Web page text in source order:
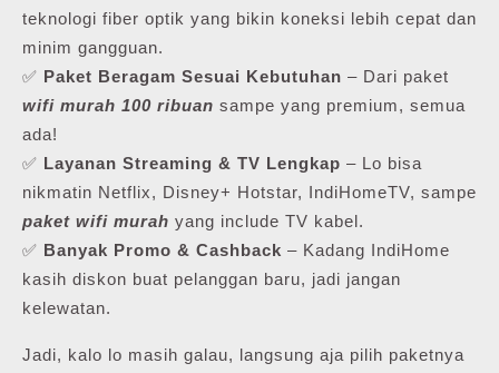
teknologi fiber optik yang bikin koneksi lebih cepat dan
minim gangguan.
✅ Paket Beragam Sesuai Kebutuhan – Dari paket
wifi murah 100 ribuan sampe yang premium, semua
ada!
✅ Layanan Streaming & TV Lengkap – Lo bisa
nikmatin Netflix, Disney+ Hotstar, IndiHomeTV, sampe
paket wifi murah yang include TV kabel.
✅ Banyak Promo & Cashback – Kadang IndiHome
kasih diskon buat pelanggan baru, jadi jangan
kelewatan.
Jadi, kalo lo masih galau, langsung aja pilih paketnya